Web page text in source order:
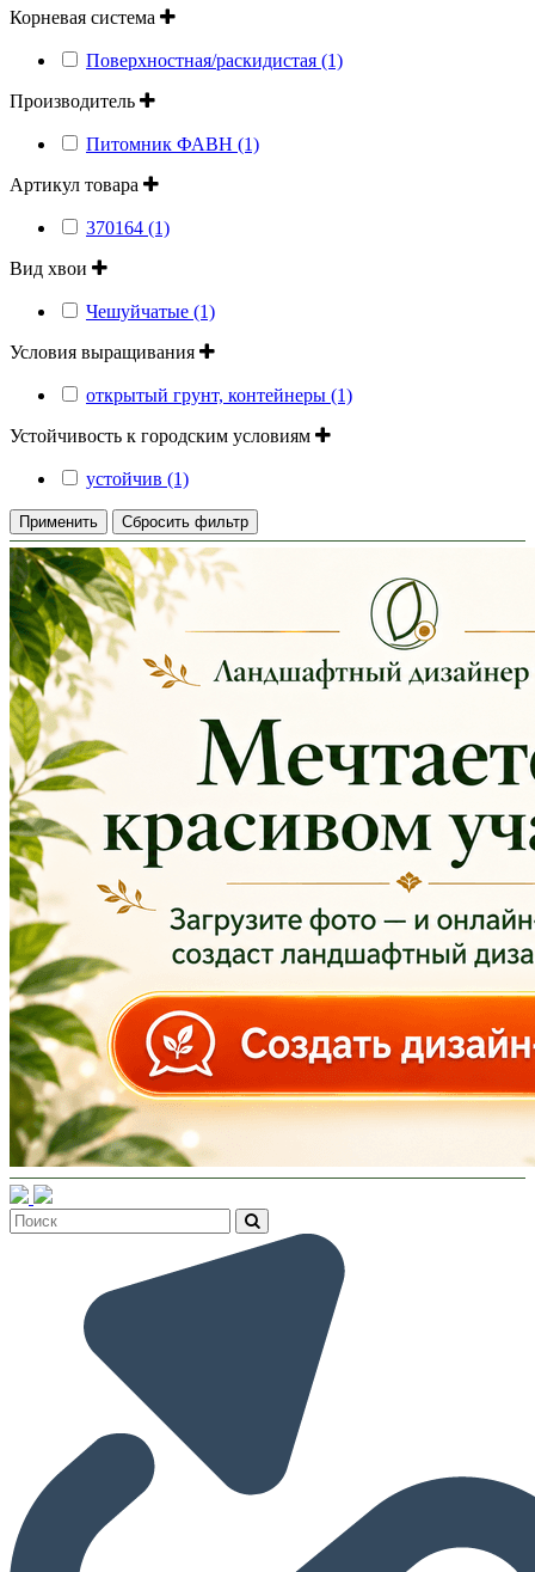
Корневая система
Поверхностная/раскидистая (1)
Производитель
Питомник ФАВН (1)
Артикул товара
370164 (1)
Вид хвои
Чешуйчатые (1)
Условия выращивания
открытый грунт, контейнеры (1)
Устойчивость к городским условиям
устойчив (1)
Применить Сбросить фильтр